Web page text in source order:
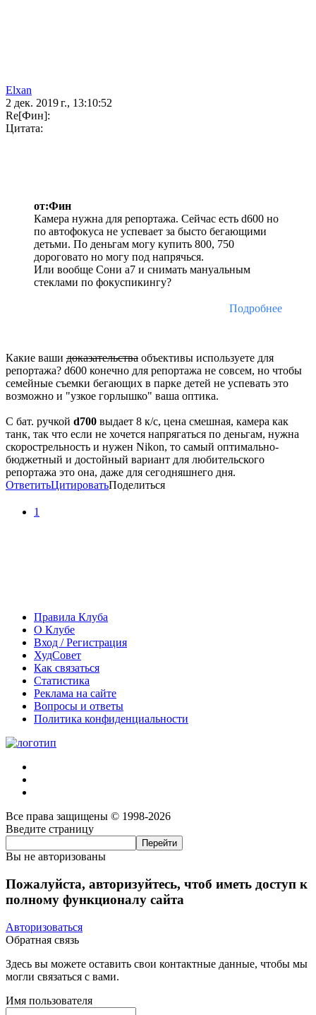
Elxan
2 дек. 2019 г., 13:10:52
Re[Фин]:
Цитата:
от:Фин
Камера нужна для репортажа. Сейчас есть d600 но
по автофокуса не успевает за бысто бегающими
детьми. По деньгам могу купить 800, 750
дороговато но могу под напрячься.
Или вообще Сони а7 и снимать мануальным
стеклами по фокуспикингу?
Подробнее
Какие ваши доказательства объективы используете для
репортажа? d600 конечно для репортажа не совсем, но чтобы
семейные съемки бегающих в парке детей не успевать это
возможно и "узкое горлышко" ваша оптика.
С бат. ручкой d700 выдает 8 к/с, цена смешная, камера как
танк, так что если не хочется напрягаться по деньгам, нужна
скорострельность и нужен Nikon, то самый оптимально-
бюджетный и достойный вариант для любительского
репортажа это она, даже для сегодняшнего дня.
ОтветитьЦитироватьПоделиться
1
Правила Клуба
О Клубе
Вход / Регистрация
ХудСовет
Как связаться
Статистика
Реклама на сайте
Вопросы и ответы
Политика конфиденциальности
Все права защищены © 1998-2026
Введите страницу
Вы не авторизованы
Пожалуйста, авторизуйтесь, чтоб иметь доступ к
полному функционалу сайта
Авторизоваться
Обратная связь
Здесь вы можете оставить свои контактные данные, чтобы мы
могли связаться с вами.
Имя пользователя